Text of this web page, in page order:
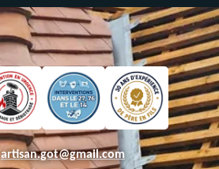
artisan.got@gmail.com